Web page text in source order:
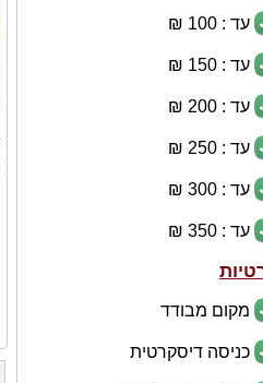
עד : 100 ₪
עד : 150 ₪
עד : 200 ₪
עד : 250 ₪
עד : 300 ₪
עד : 350 ₪
מקום מבודד
כניסה דיסקרטית